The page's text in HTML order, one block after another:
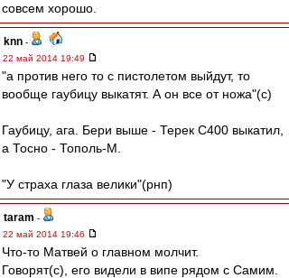
совсем хорошо.
knn -
22 май 2014 19:49
"а против него то с пистолетом выйдут, то
вообще гаубицу выкатят. А он все от ножа"(с)
Гаубицу, ага. Бери выше - Терек С400 выкатил,
а Тосно - Тополь-М.
"У страха глаза велики"(рнп)
taram -
22 май 2014 19:46
Что-то Матвей о главном молчит.
Говорят(с), его видели в випе рядом с Самим.